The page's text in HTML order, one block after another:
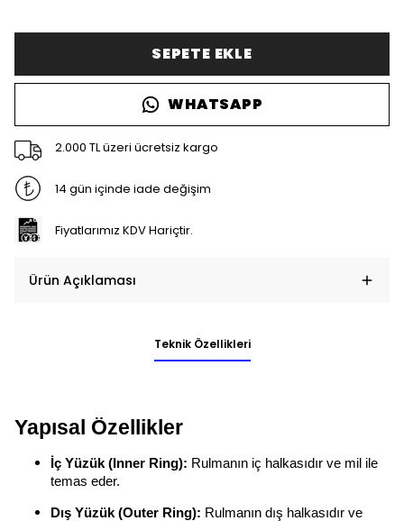
SEPETE EKLE
WHATSAPP
2.000 TL üzeri ücretsiz kargo
14 gün içinde iade değişim
Fiyatlarımız KDV Hariçtir.
Ürün Açıklaması
Teknik Özellikleri
Yapısal Özellikler
İç Yüzük (Inner Ring): Rulmanın iç halkasıdır ve mil ile
temas eder.
Dış Yüzük (Outer Ring): Rulmanın dış halkasıdır ve